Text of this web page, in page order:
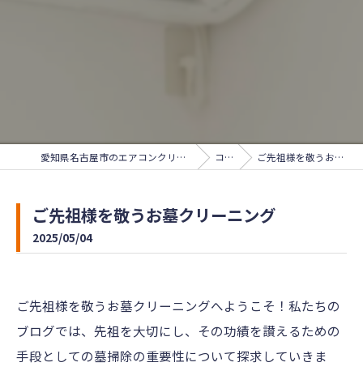
愛知県名古屋市のエアコンクリーニングならサンライズ コラム ご先祖様を敬うお墓クリーニング
ご先祖様を敬うお墓クリーニング
2025/05/04
ご先祖様を敬うお墓クリーニングへようこそ！私たちの
ブログでは、先祖を大切にし、その功績を讃えるための
手段としての墓掃除の重要性について探求していきま